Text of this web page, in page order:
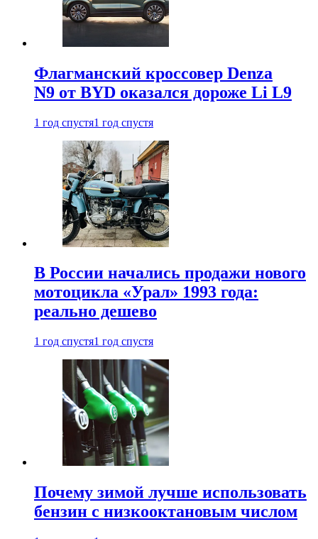
Флагманский кроссовер Denza
N9 от BYD оказался дороже Li L9
1 год спустя1 год спустя
В России начались продажи нового
мотоцикла «Урал» 1993 года:
реально дешево
1 год спустя1 год спустя
Почему зимой лучше использовать
бензин с низкооктановым числом